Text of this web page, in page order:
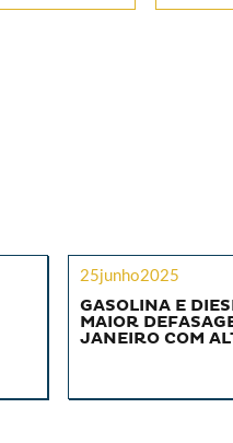
25junho2025
GASOLINA E
MAIOR
JANEIRO COM